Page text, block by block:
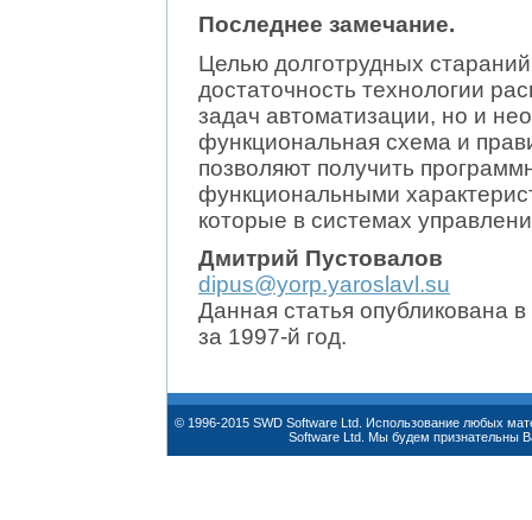
Последнее замечание.
Целью долготрудных
достаточность технологии
задач автоматизации, но и
функциональная схема и
позволяют получить
функциональными
которые в системах
Дмитрий Пустовалов
dipus@yorp.yaroslavl.su
Данная статья oпубликована
за 1997-й год.
© 1996-2015 SWD Software Ltd. Использование любых
Software Ltd. Мы будем признательны